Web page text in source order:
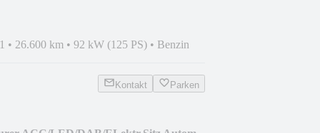
• 26.600 km • 92 kW (125 PS) • Benzin
Kontakt Parken